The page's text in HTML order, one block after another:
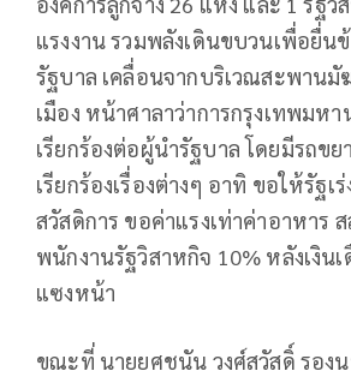
แรงงาน รวมพลังเดินขบวนเพื่อยื่น
รัฐบาล เคลื่อนจากบริเวณสะพาน
เมือง หน้าศาลาว่าการกรุงเทพมห
เรียกร้องต่อผู้นำรัฐบาล โดยมีรถขย
เรียกร้องเรื่องต่างๆ อาทิ ขอให้รัฐเ
สวัสดิการ ขอค่าแรงเท่าค่าอาหาร
พนักงานรัฐวิสาหกิจ 10% หลังเงิน
แซงหน้า
ขณะที่ นายยศชนัน วงศ์สวัสดิ์ รอง